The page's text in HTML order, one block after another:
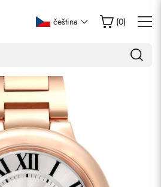
čeština (0)
Napsat recenzi
tuto položku, mohou napsat